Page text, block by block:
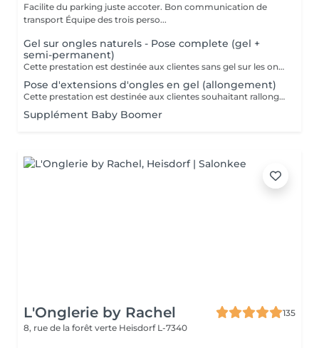
Facilite du parking juste accoter. Bon communication de
transport Équipe des trois perso...
Gel sur ongles naturels - Pose complete (gel +
semi-permanent)
Cette prestation est destinée aux clientes sans gel sur les ongles. Application du gel sur ongles naturels avec finition en vernis semi-permanent. Ne convient pas pour une correction.
Pose d'extensions d'ongles en gel (allongement)
Cette prestation est destinée aux clientes souhaitant rallonger les ongles. Pose d'extensions d'ongles en gel avec création de la longueur et de l'architecture. Ne convient pas pour une correction.
Supplément Baby Boomer
L'Onglerie by Rachel
135
8, rue de la forêt verte Heisdorf L-7340